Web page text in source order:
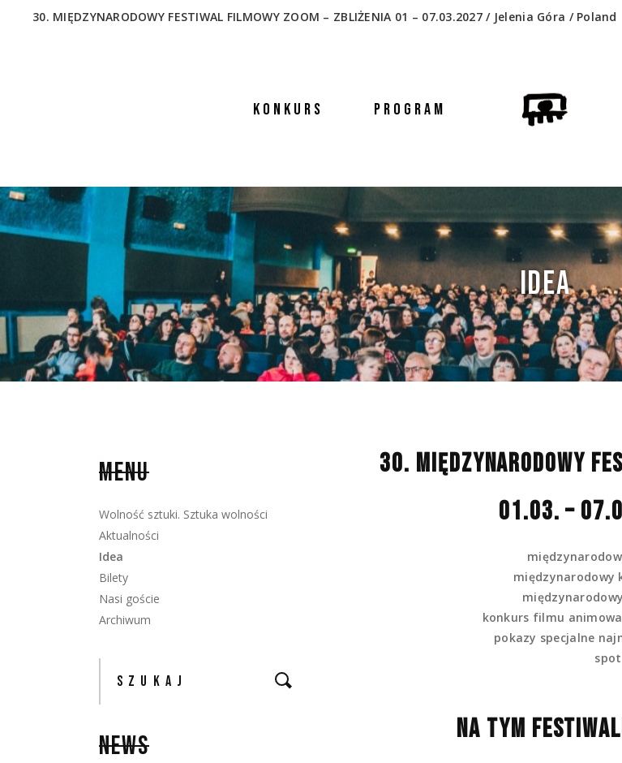
30. MIĘDZYNARODOWY FESTIWAL FILMOWY ZOOM – ZBLIŻENIA 01 – 07.03.2027 / Jelenia Góra / Poland
KONKURS PROGRAM
IDEA
30. MIĘDZYNARODOWY
01.03. –
międzynarodowy
konkurs filmu
pokazy specjalne
NA TYM
MENU
Wolność sztuki. Sztuka wolności
Aktualności
Idea
Bilety
Nasi goście
Archiwum
Szukaj:
NEWS